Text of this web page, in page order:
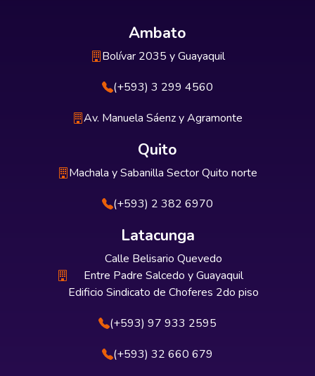
Ambato
Bolívar 2035 y Guayaquil
(+593) 3 299 4560
Av. Manuela Sáenz y Agramonte
Quito
Machala y Sabanilla Sector Quito norte
(+593) 2 382 6970
Latacunga
Calle Belisario Quevedo
Entre Padre Salcedo y Guayaquil
Edificio Sindicato de Choferes 2do piso
(+593) 97 933 2595
(+593) 32 660 679